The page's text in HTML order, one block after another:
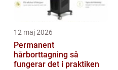
12 maj 2026
Permanent
hårborttagning så
fungerar det i praktiken